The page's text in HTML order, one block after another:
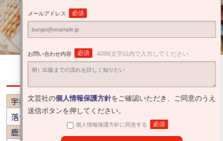
メールアドレス 必須
お問い合わせ内容 必須 4096文字以内で入力してください
文芸社の個人情報保護方針をご確認いただき、ご同意のうえ
送信ボタンを押してください。
個人情報保護方針に同意する 必須
全国の提携有力書店
栃木
宇都宮市
落合書店 宝木店
鹿沼市